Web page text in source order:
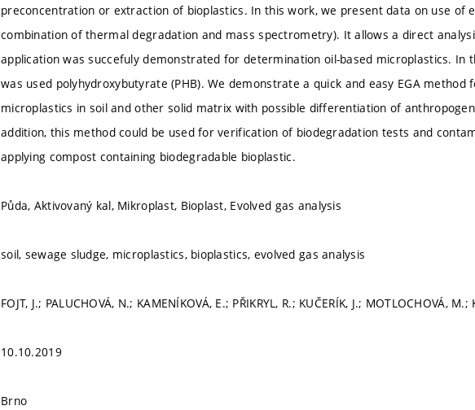
preconcentration or extraction of bioplastics. In this work, we present data on use of
combination of thermal degradation and mass spectrometry). It allows a direct
application was succefuly demonstrated for determination oil-based microplastics. In
was used polyhydroxybutyrate (PHB). We demonstrate a quick and easy EGA method
microplastics in soil and other solid matrix with possible differentiation of
addition, this method could be used for verification of biodegradation tests and
applying compost containing biodegradable bioplastic.
Půda, Aktivovaný kal, Mikroplast, Bioplast, Evolved gas analysis
soil, sewage sludge, microplastics, bioplastics, evolved gas analysis
FOJT, J.; PALUCHOVÁ, N.; KAMENÍKOVÁ, E.; PŘIKRYL, R.; KUČERÍK, J.; MOTLOCHOVÁ, M.;
10.10.2019
Brno